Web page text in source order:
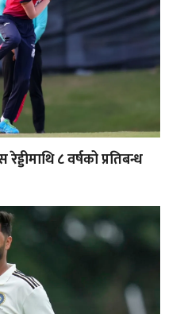
८ वर्षको प्रतिबन्ध